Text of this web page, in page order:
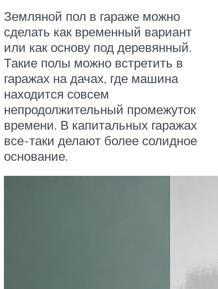
Земляной пол в гараже можно
сделать как временный вариант
или как основу под деревянный.
Такие полы можно встретить в
гаражах на дачах, где машина
находится совсем
непродолжительный промежуток
времени. В капитальных гаражах
все-таки делают более солидное
основание.